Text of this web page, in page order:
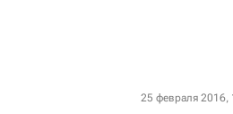
25 февраля 2016,